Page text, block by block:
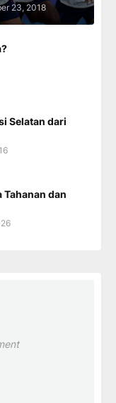
23, 2018
Selatan dari
dan